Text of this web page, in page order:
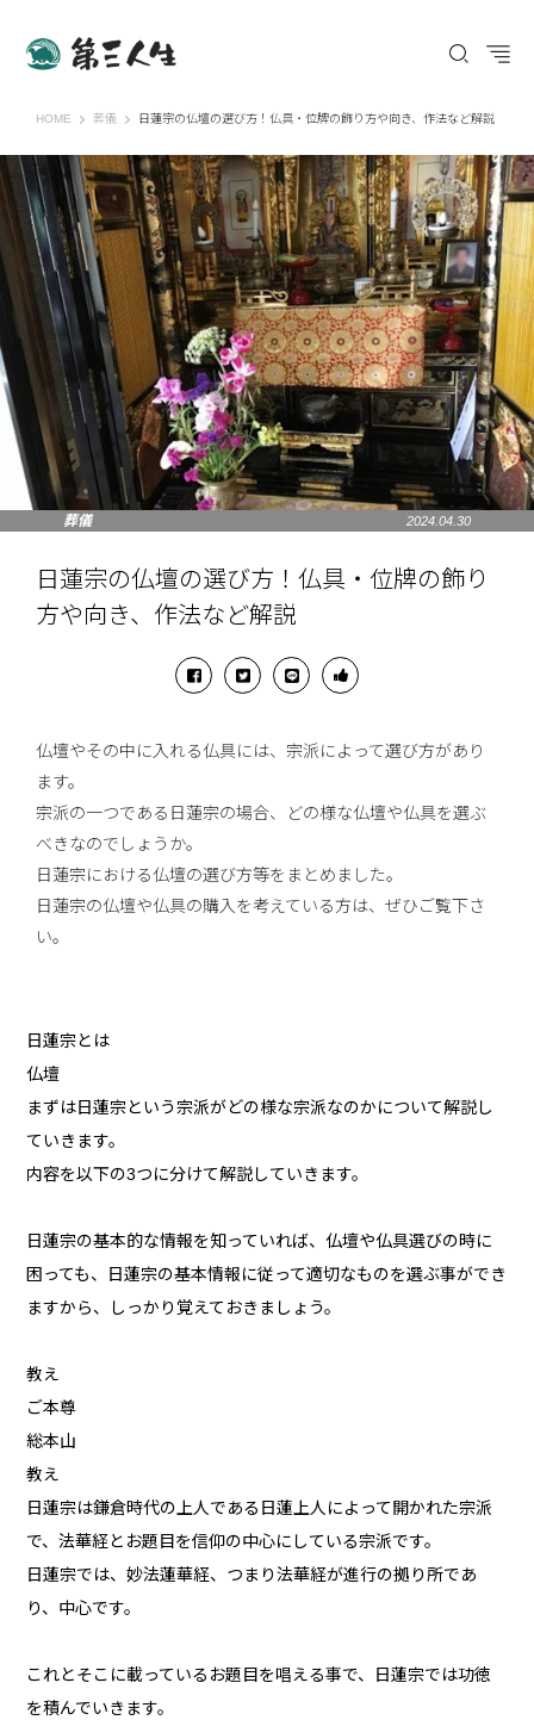
HOME 第三人生 〜寄り道の歩き方〜
葬儀 日蓮宗の仏壇の選び方！仏具・位牌の飾り方や向き、作法など解説
葬儀 2024.04.30
日蓮宗の仏壇の選び方！仏具・位牌の飾り
方や向き、作法など解説
仏壇やその中に入れる仏具には、宗派によって選び方があり
ます。
宗派の一つである日蓮宗の場合、どの様な仏壇や仏具を選ぶ
べきなのでしょうか。
日蓮宗における仏壇の選び方等をまとめました。
日蓮宗の仏壇や仏具の購入を考えている方は、ぜひご覧下さ
い。
日蓮宗とは
仏壇
まずは日蓮宗という宗派がどの様な宗派なのかについて解説し
ていきます。
内容を以下の3つに分けて解説していきます。
日蓮宗の基本的な情報を知っていれば、仏壇や仏具選びの時に
困っても、日蓮宗の基本情報に従って適切なものを選ぶ事ができ
ますから、しっかり覚えておきましょう。
教え
ご本尊
総本山
教え
日蓮宗は鎌倉時代の上人である日蓮上人によって開かれた宗派
で、法華経とお題目を信仰の中心にしている宗派です。
日蓮宗では、妙法蓮華経、つまり法華経が進行の拠り所であ
り、中心です。
これとそこに載っているお題目を唱える事で、日蓮宗では功徳
を積んでいきます。